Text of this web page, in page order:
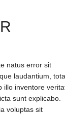
natus error sit
laudantium,
illo inventore
sunt explicabo.
voluptas sit